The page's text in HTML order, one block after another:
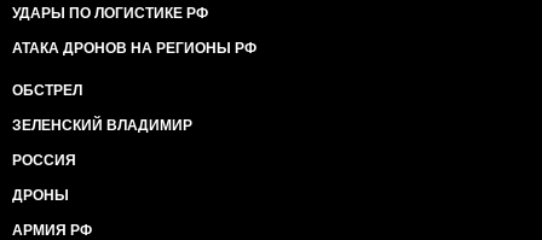
УДАРЫ ПО ЛОГИСТИКЕ РФ
АТАКА ДРОНОВ НА РЕГИОНЫ РФ
ОБСТРЕЛ
ЗЕЛЕНСКИЙ ВЛАДИМИР
РОССИЯ
ДРОНЫ
АРМИЯ РФ